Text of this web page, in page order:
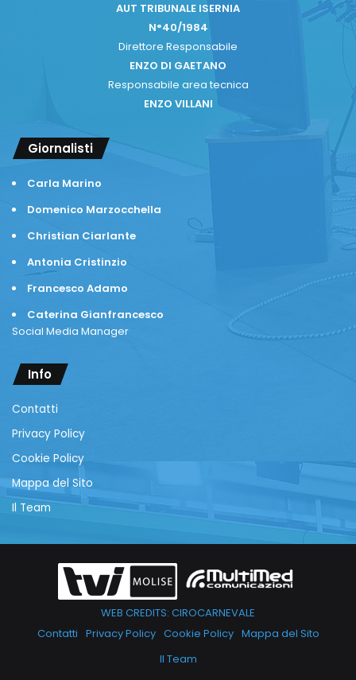
AUT TRIBUNALE ISERNIA
N°40/1984
Direttore Responsabile
ENZO DI GAETANO
Responsabile area tecnica
ENZO VILLANI
Giornalisti
Carla Marino
Domenico Marzocchella
Christian Ciarlante
Antonia Cristinzio
Francesco Adamo
Caterina Gianfrancesco
Social Media Manager
Info
Contatti
Privacy Policy
Cookie Policy
Mappa del Sito
Il Team
WEB CREDITS: CIROCARNEVALE
Contatti Privacy Policy Cookie Policy Mappa del Sito
Il Team